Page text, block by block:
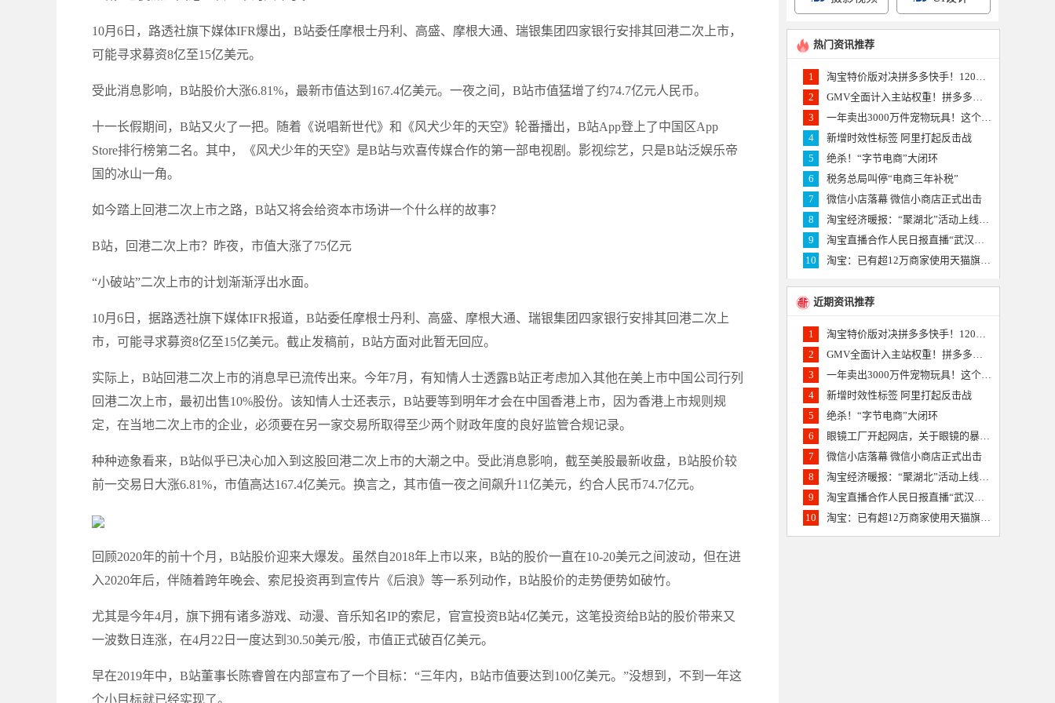
10月6日，路透社旗下媒体IFR爆出，B站委任摩根士丹利、高盛、摩根大通、瑞银集团四家银行安排其回港二次上市，
可能寻求募资8亿至15亿美元。
受此消息影响，B站股价大涨6.81%，最新市值达到167.4亿美元。一夜之间，B站市值猛增了约74.7亿元人民币。
十一长假期间，B站又火了一把。随着《说唱新世代》和《风犬少年的天空》轮番播出，B站App登上了中国区App
Store排行榜第二名。其中，《风犬少年的天空》是B站与欢喜传媒合作的第一部电视剧。影视综艺，只是B站泛娱乐帝
国的冰山一角。
如今踏上回港二次上市之路，B站又将会给资本市场讲一个什么样的故事？
B站，回港二次上市？昨夜，市值大涨了75亿元
“小破站”二次上市的计划渐渐浮出水面。
10月6日，据路透社旗下媒体IFR报道，B站委任摩根士丹利、高盛、摩根大通、瑞银集团四家银行安排其回港二次上
市，可能寻求募资8亿至15亿美元。截止发稿前，B站方面对此暂无回应。
实际上，B站回港二次上市的消息早已流传出来。今年7月，有知情人士透露B站正考虑加入其他在美上市中国公司行列
回港二次上市，最初出售10%股份。该知情人士还表示，B站要等到明年才会在中国香港上市，因为香港上市规则规
定，在当地二次上市的企业，必须要在另一家交易所取得至少两个财政年度的良好监管合规记录。
种种迹象看来，B站似乎已决心加入到这股回港二次上市的大潮之中。受此消息影响，截至美股最新收盘，B站股价较
前一交易日大涨6.81%，市值高达167.4亿美元。换言之，其市值一夜之间飙升11亿美元，约合人民币74.7亿元。
回顾2020年的前十个月，B站股价迎来大爆发。虽然自2018年上市以来，B站的股价一直在10-20美元之间波动，但在进
入2020年后，伴随着跨年晚会、索尼投资再到宣传片《后浪》等一系列动作，B站股价的走势便势如破竹。
尤其是今年4月，旗下拥有诸多游戏、动漫、音乐知名IP的索尼，官宣投资B站4亿美元，这笔投资给B站的股价带来又
一波数日连涨，在4月22日一度达到30.50美元/股，市值正式破百亿美元。
早在2019年中，B站董事长陈睿曾在内部宣布了一个目标：“三年内，B站市值要达到100亿美元。”没想到，不到一年这
个小目标就已经实现了。
热门资讯推荐
1
淘宝特价版对决拼多多快手！120万产业带商家杀入短视频
2
GMV全面计入主站权重！拼多多批发业务上线 杀气逼人
3
一年卖出3000万件宠物玩具！这个亚马逊供应商要上创业板
4
新增时效性标签 阿里打起反击战
5
绝杀！“字节电商”大闭环
6
税务总局叫停“电商三年补税”
7
微信小店落幕 微信小商店正式出击
8
淘宝经济暖报：“聚湖北”活动上线一小时卖出20万单农货食品
9
淘宝直播合作人民日报直播“武汉重启”20多万人云登黄鹤楼
10
淘宝：已有超12万商家使用天猫旗舰店2.0的创新工具
近期资讯推荐
1
淘宝特价版对决拼多多快手！120万产业带商家杀入短视频
2
GMV全面计入主站权重！拼多多批发业务上线 杀气逼人
3
一年卖出3000万件宠物玩具！这个亚马逊供应商要上创业板
4
新增时效性标签 阿里打起反击战
5
绝杀！“字节电商”大闭环
6
眼镜工厂开起网店，关于眼镜的暴利传说终结？
7
微信小店落幕 微信小商店正式出击
8
淘宝经济暖报：“聚湖北”活动上线一小时卖出20万单农货食品
9
淘宝直播合作人民日报直播“武汉重启”20多万人云登黄鹤楼
10
淘宝：已有超12万商家使用天猫旗舰店2.0的创新工具